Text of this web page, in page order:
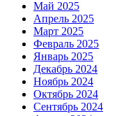
Май 2025
Апрель 2025
Март 2025
Февраль 2025
Январь 2025
Декабрь 2024
Ноябрь 2024
Октябрь 2024
Сентябрь 2024